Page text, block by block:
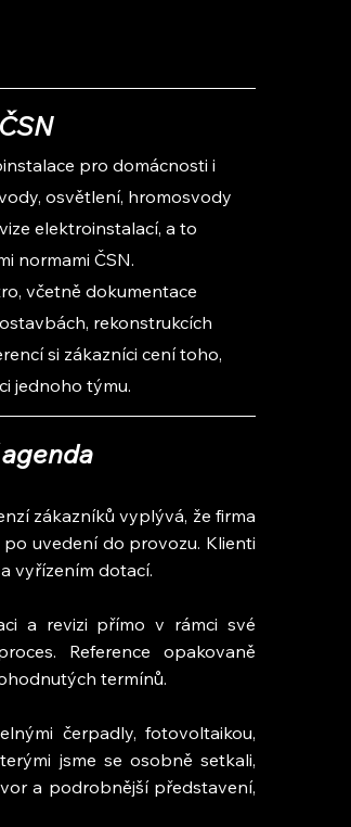
pro domácnosti i
osvětlení, hromosvody
elektroinstalací, a to
normami ČSN.
včetně dokumentace
rekonstrukcích
si zákazníci cení toho,
jednoho týmu.
zákazníků vyplývá, že firma
uvedení do provozu. Klienti
vyřízením dotací.
a revizi přímo v rámci své
Reference opakovaně
termínů.
čerpadly, fotovoltaikou,
jsme se osobně setkali,
a podrobnější představení,